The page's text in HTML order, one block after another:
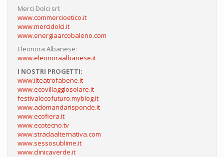
Merci Dolci srl:
www.commercioetico.it
www.mercidolci.it
www.energiaarcobaleno.com
Eleonora Albanese:
www.eleonoraalbanese.it
I NOSTRI PROGETTI:
www.ilteatrofabene.it
www.ecovillaggiosolare.it
festivalecofuturo.myblog.it
www.adomandarisponde.it
www.ecofiera.it
www.ecotecno.tv
www.stradaalternativa.com
www.sessosublime.it
www.clinicaverde.it